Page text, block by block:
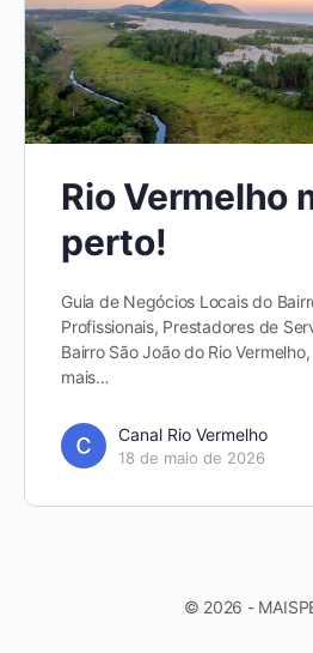
Rio Vermelho
perto!
Guia de Negócios Locais do
Profissionais, Prestadores de
Bairro São João do Rio
mais…
Canal Rio Vermelho
18 de maio de 2026
© 2026 -